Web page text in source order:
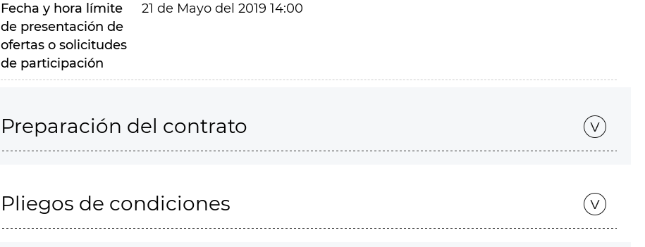
Fecha y hora límite
de presentación de
ofertas o solicitudes
de participación
21 de Mayo del 2019 14:00
Preparación del contrato
Pliegos de condiciones